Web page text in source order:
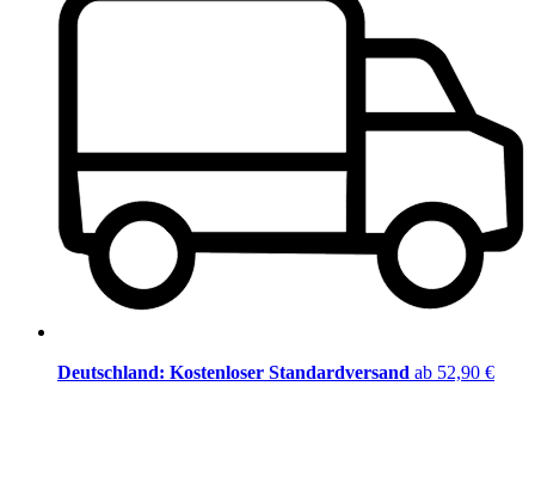
Deutschland: Kostenloser Standardversand ab 52,90 €